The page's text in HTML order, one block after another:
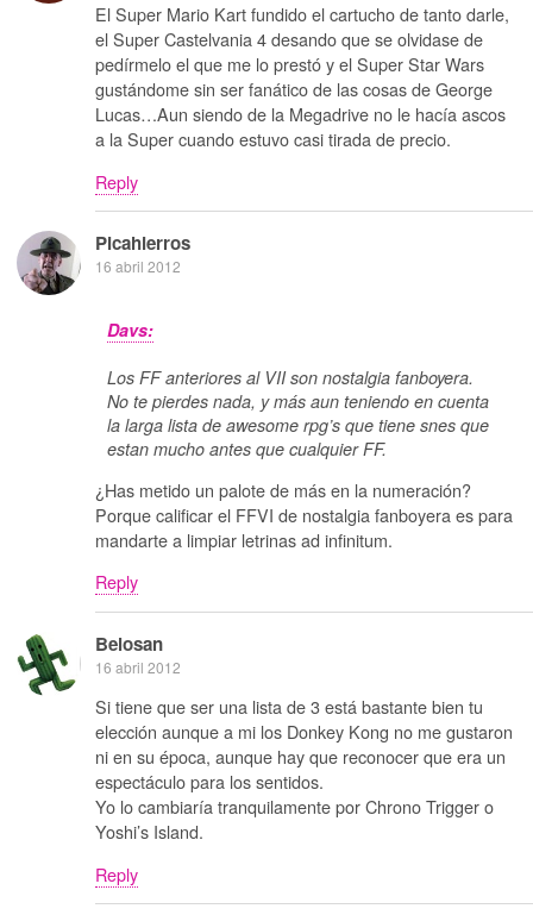
El Super Mario Kart fundido el cartucho de tanto darle,
el Super Castelvania 4 desando que se olvidase de
pedírmelo el que me lo prestó y el Super Star Wars
gustándome sin ser fanático de las cosas de George
Lucas…Aun siendo de la Megadrive no le hacía ascos
a la Super cuando estuvo casi tirada de precio.
Reply
Picahierros
16 abril 2012
Davs:
Los FF anteriores al VII son nostalgia fanboyera.
No te pierdes nada, y más aun teniendo en cuenta
la larga lista de awesome rpg’s que tiene snes que
estan mucho antes que cualquier FF.
¿Has metido un palote de más en la numeración?
Porque calificar el FFVI de nostalgia fanboyera es para
mandarte a limpiar letrinas ad infinitum.
Reply
Belosan
16 abril 2012
Si tiene que ser una lista de 3 está bastante bien tu
elección aunque a mi los Donkey Kong no me gustaron
ni en su época, aunque hay que reconocer que era un
espectáculo para los sentidos.
Yo lo cambiaría tranquilamente por Chrono Trigger o
Yoshi’s Island.
Reply